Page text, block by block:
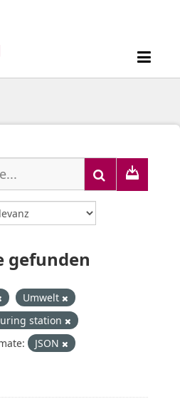
gefunden
Umwelt
station
JSON